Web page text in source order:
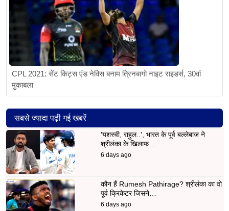
CPL 2021: सेंट किट्स एंड नेविस बनाम त्रिनबागो नाइट राइडर्स, 30वां
मुकाबला
सबसे ज्यादा पढ़ी गई खबरें
'यशस्वी, राहुल..', भारत के पूर्व बल्लेबाज ने
श्रीलंका के खिलाफ…
6 days ago
कौन हैं Rumesh Pathirage? श्रीलंका का वो
पूर्व क्रिकेटर जिसने…
6 days ago